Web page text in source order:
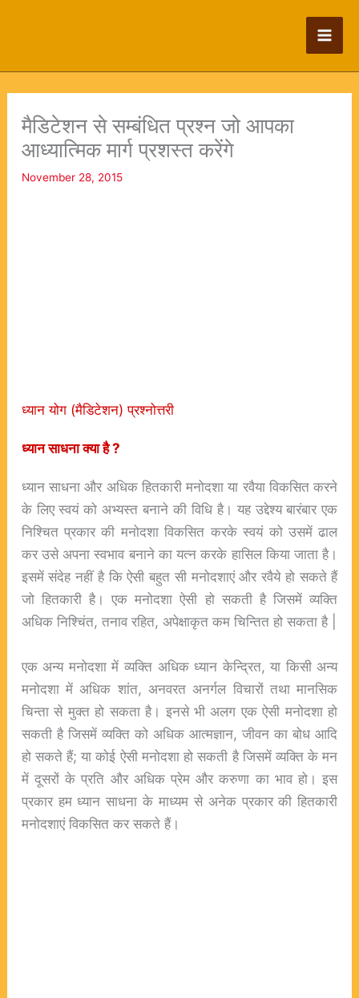
मैडिटेशन से सम्बंधित प्रश्न जो आपका
आध्यात्मिक मार्ग प्रशस्त करेंगे
November 28, 2015
ध्यान योग (मैडिटेशन) प्रश्नोत्तरी
ध्यानसाधनाक्याहै ?
ध्यान साधना और अधिक हितकारी मनोदशा या रवैया विकसित करने
के लिए स्वयं को अभ्यस्त बनाने की विधि है। यह उद्देश्य बारंबार एक
निश्चित प्रकार की मनोदशा विकसित करके स्वयं को उसमें ढाल
कर उसे अपना स्वभाव बनाने का यत्न करके हासिल किया जाता है।
इसमें संदेह नहीं है कि ऐसी बहुत सी मनोदशाएं और रवैये हो सकते हैं
जो हितकारी है। एक मनोदशा ऐसी हो सकती है जिसमें व्यक्ति
अधिक निश्चिंत, तनाव रहित, अपेक्षाकृत कम चिन्तित हो सकता है |
एक अन्य मनोदशा में व्यक्ति अधिक ध्यान केन्द्रित, या किसी अन्य
मनोदशा में अधिक शांत, अनवरत अनर्गल विचारों तथा मानसिक
चिन्ता से मुक्त हो सकता है। इनसे भी अलग एक ऐसी मनोदशा हो
सकती है जिसमें व्यक्ति को अधिक आत्मज्ञान, जीवन का बोध आदि
हो सकते हैं; या कोई ऐसी मनोदशा हो सकती है जिसमें व्यक्ति के मन
में दूसरों के प्रति और अधिक प्रेम और करुणा का भाव हो। इस
प्रकार हम ध्यान साधना के माध्यम से अनेक प्रकार की हितकारी
मनोदशाएं विकसित कर सकते हैं।